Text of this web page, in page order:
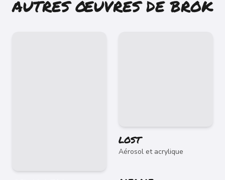
AUTRES ŒUVRES DE BROK
LOST
Aérosol et acrylique